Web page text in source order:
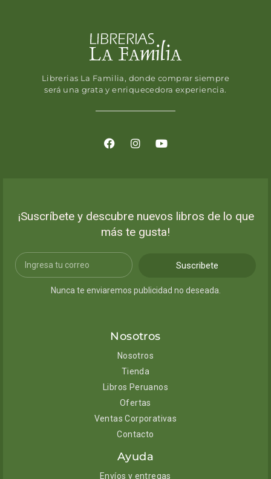
Librerias La Familia, donde comprar siempre
será una grata y enriquecedora experiencia.
¡Suscríbete y descubre nuevos libros de lo que
más te gusta!
Suscribete
Nunca te enviaremos publicidad no deseada.
Nosotros
Nosotros
Tienda
Libros Peruanos
Ofertas
Ventas Corporativas
Contacto
Ayuda
Envíos y entregas